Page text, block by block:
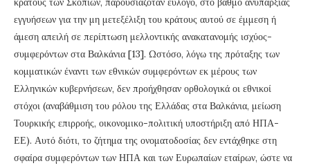
εγγυήσεων για την μη μετεξέλιξη του κράτους αυτού σε έμμεση ή
άμεση απειλή σε περίπτωση μελλοντικής ανακατανομής ισχύος-
συμφερόντων στα Βαλκάνια [13]. Ωστόσο, λόγω της πρόταξης των
κομματικών έναντι των εθνικών συμφερόντων εκ μέρους των
Ελληνικών κυβερνήσεων, δεν προήχθησαν ορθολογικά οι εθνικοί
στόχοι (αναβάθμιση του ρόλου της Ελλάδας στα Βαλκάνια, μείωση
Τουρκικής επιρροής, οικονομικο-πολιτική υποστήριξη από ΗΠΑ-
ΕΕ). Αυτό διότι, το ζήτημα της ονοματοδοσίας δεν εντάχθηκε στη
σφαίρα συμφερόντων των ΗΠΑ και των Ευρωπαίων εταίρων, ώστε να